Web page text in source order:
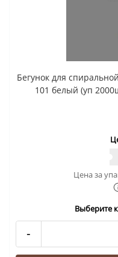
Бегунок для
101 белый (уп
Цена за
Выберите
-